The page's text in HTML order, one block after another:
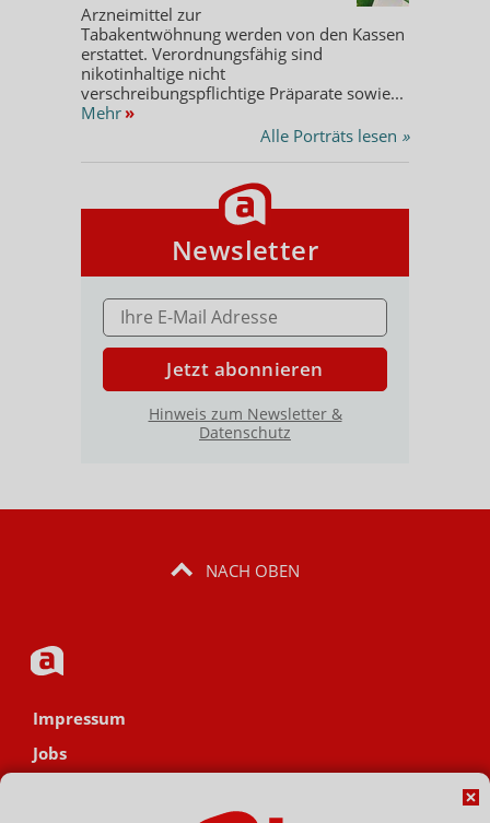
Arzneimittel zur
Tabakentwöhnung werden von den Kassen
erstattet. Verordnungsfähig sind
nikotinhaltige nicht
verschreibungspflichtige Präparate sowie...
Mehr »
Alle Porträts lesen »
Newsletter
E-MAIL ADRESSE
Jetzt abonnieren
Hinweis zum Newsletter &
Datenschutz
NACH OBEN
Impressum
Jobs